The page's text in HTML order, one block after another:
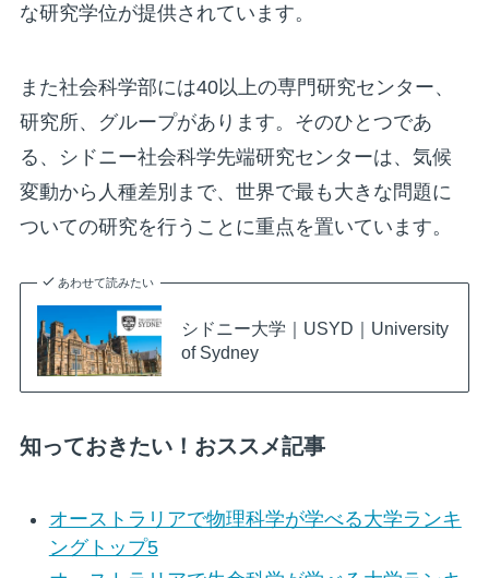
な研究学位が提供されています。
また社会科学部には40以上の専門研究センター、
研究所、グループがあります。そのひとつであ
る、シドニー社会科学先端研究センターは、気候
変動から人種差別まで、世界で最も大きな問題に
ついての研究を行うことに重点を置いています。
あわせて読みたい
シドニー大学｜USYD｜University
of Sydney
知っておきたい！おススメ記事
オーストラリアで物理科学が学べる大学ランキ
ングトップ5